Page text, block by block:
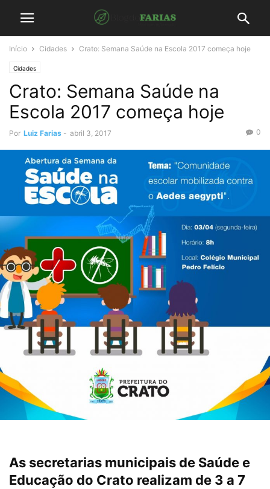
Início Cidades Crato: Semana Saúde na Escola 2017 começa hoje
Cidades
Crato: Semana Saúde na
Escola 2017 começa hoje
Por Luiz Farias - abril 3, 2017 0
As secretarias municipais de Saúde e
Educação do Crato realizam de 3 a 7